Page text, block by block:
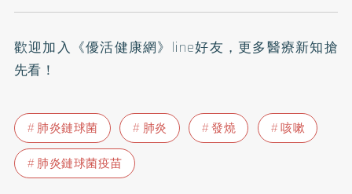
歡迎加入 《優活健康網》line好友 ，更多醫療新知搶
先看！
肺炎鏈球菌 肺炎 發燒
咳嗽
肺炎鏈球菌疫苗